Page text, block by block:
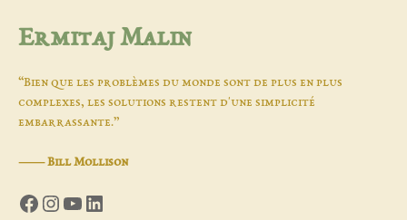
Ermitaj Malin
“Bien que les problèmes du monde sont de plus en plus
complexes, les solutions restent d'une simplicité
embarrassante.”
―Bill Mollison
Facebook
Instagram
YouTube
LinkedIn